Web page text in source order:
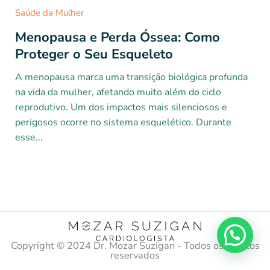
Saúde da Mulher
Menopausa e Perda Óssea: Como
Proteger o Seu Esqueleto
A menopausa marca uma transição biológica profunda
na vida da mulher, afetando muito além do ciclo
reprodutivo. Um dos impactos mais silenciosos e
perigosos ocorre no sistema esquelético. Durante
esse...
Copyright ©️ 2024 Dr. Mozar Suzigan - Todos os direitos
reservados